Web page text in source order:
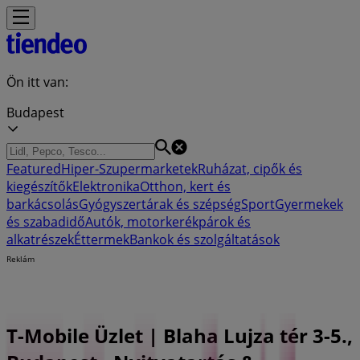
Ön itt van:
Budapest
FeaturedHiper-SzupermarketekRuházat, cipők és
kiegészítőkElektronikaOtthon, kert és
barkácsolásGyógyszertárak és szépségSportGyermekek
és szabadidőAutók, motorkerékpárok és
alkatrészekÉttermekBankok és szolgáltatások
Reklám
T-Mobile Üzlet | Blaha Lujza tér 3-5.,